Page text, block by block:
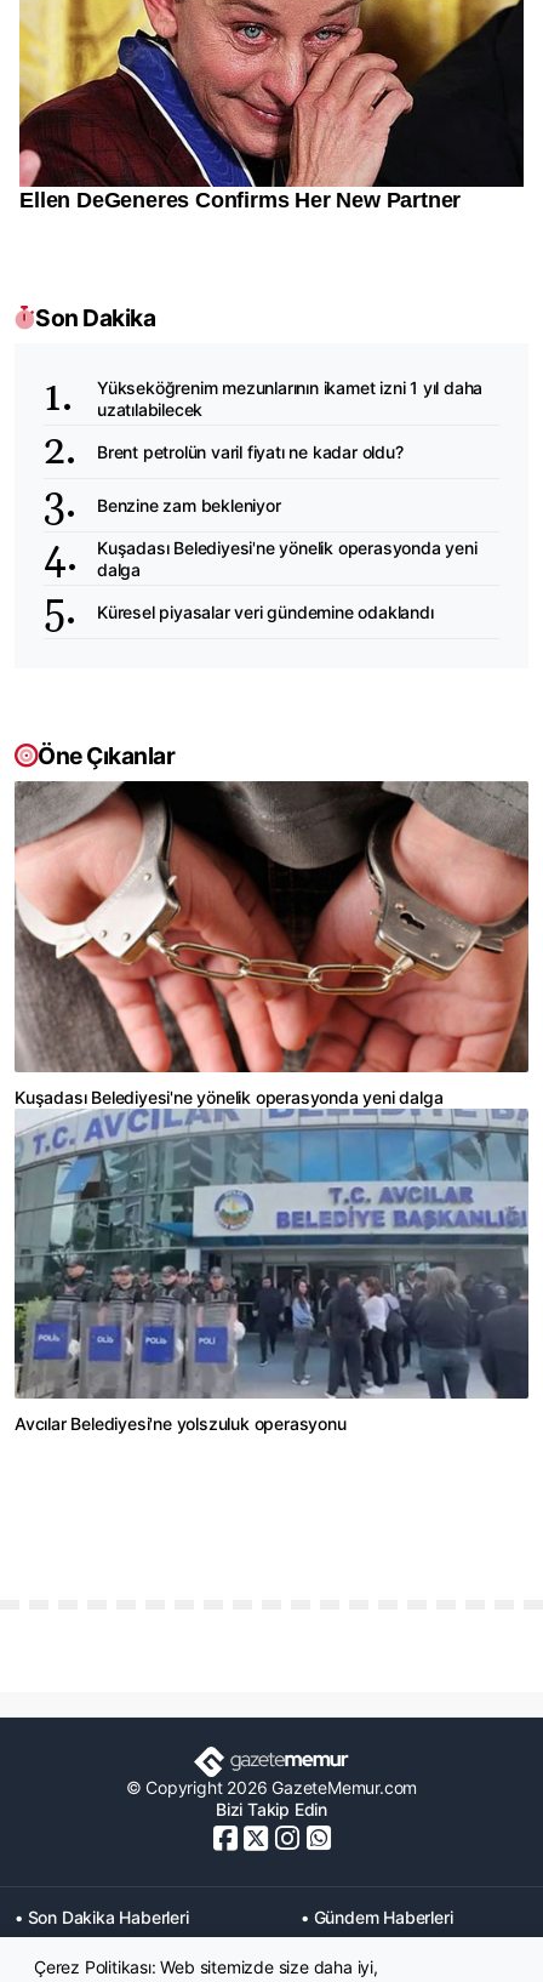
Son Dakika
Yükseköğrenim mezunlarının ikamet izni 1 yıl daha
uzatılabilecek
Brent petrolün varil fiyatı ne kadar oldu?
Benzine zam bekleniyor
Kuşadası Belediyesi'ne yönelik operasyonda yeni
dalga
Küresel piyasalar veri gündemine odaklandı
Öne Çıkanlar
Kuşadası Belediyesi'ne yönelik operasyonda yeni dalga
Avcılar Belediyesi'ne yolszuluk operasyonu
© Copyright 2026 GazeteMemur.com
Bizi Takip Edin
• Son Dakika Haberleri
• Gündem Haberleri
• Memurlar Haberleri
• KPSS Haberleri
• Ekonomi Haberleri
• Eğitim Haberleri
Çerez Politikası: Web sitemizde size daha iyi,